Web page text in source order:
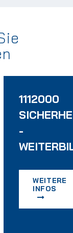
1112000
-
WEITERE
INFOS